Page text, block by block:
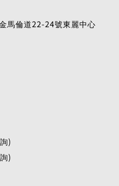
馬倫道22-24號東麗中心
)
)